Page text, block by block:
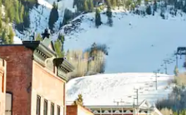
teclas de las flechas hacia arriba y